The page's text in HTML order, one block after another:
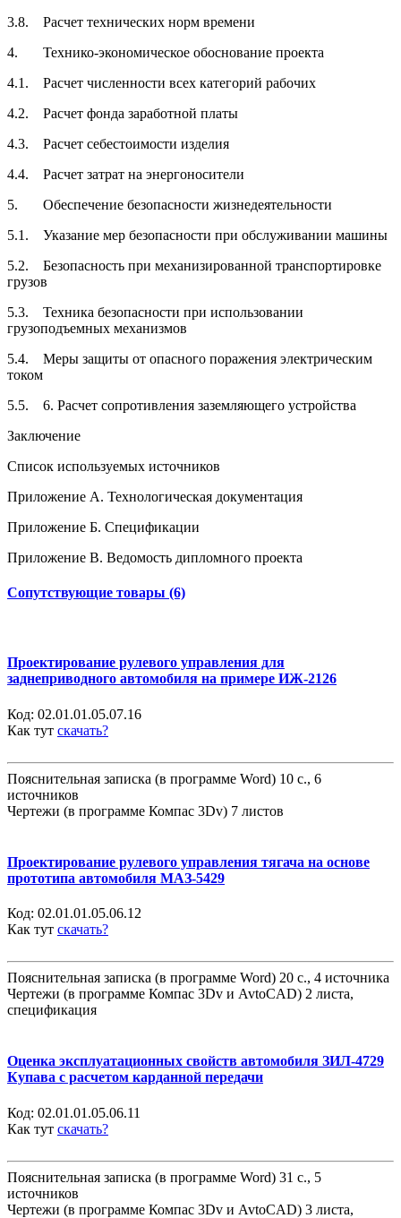
3.8. Расчет технических норм времени
4. Технико-экономическое обоснование проекта
4.1. Расчет численности всех категорий рабочих
4.2. Расчет фонда заработной платы
4.3. Расчет себестоимости изделия
4.4. Расчет затрат на энергоносители
5. Обеспечение безопасности жизнедеятельности
5.1. Указание мер безопасности при обслуживании машины
5.2. Безопасность при механизированной транспортировке
грузов
5.3. Техника безопасности при использовании
грузоподъемных механизмов
5.4. Меры защиты от опасного поражения электрическим
током
5.5. 6. Расчет сопротивления заземляющего устройства
Заключение
Список используемых источников
Приложение А. Технологическая документация
Приложение Б. Спецификации
Приложение В. Ведомость дипломного проекта
Сопутствующие товары (6)
Проектирование рулевого управления для
заднеприводного автомобиля на примере ИЖ-2126
Код: 02.01.01.05.07.16
Как тут скачать?
Пояснительная записка (в программе Word) 10 с., 6
источников
Чертежи (в программе Компас 3Dv) 7 листов
Проектирование рулевого управления тягача на основе
прототипа автомобиля МАЗ-5429
Код: 02.01.01.05.06.12
Как тут скачать?
Пояснительная записка (в программе Word) 20 с., 4 источника
Чертежи (в программе Компас 3Dv и AvtoCAD) 2 листа,
спецификация
Оценка эксплуатационных свойств автомобиля ЗИЛ-4729
Купава с расчетом карданной передачи
Код: 02.01.01.05.06.11
Как тут скачать?
Пояснительная записка (в программе Word) 31 с., 5
источников
Чертежи (в программе Компас 3Dv и AvtoCAD) 3 листа,